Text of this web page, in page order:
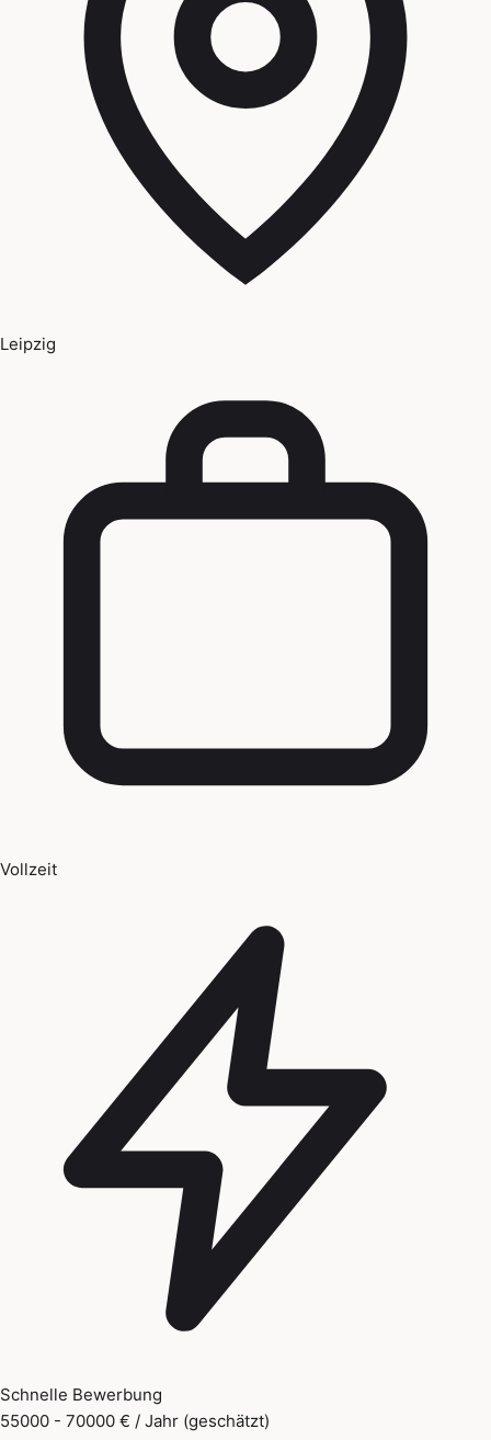
Leipzig
Vollzeit
Schnelle Bewerbung
55000 - 70000 € / Jahr (geschätzt)